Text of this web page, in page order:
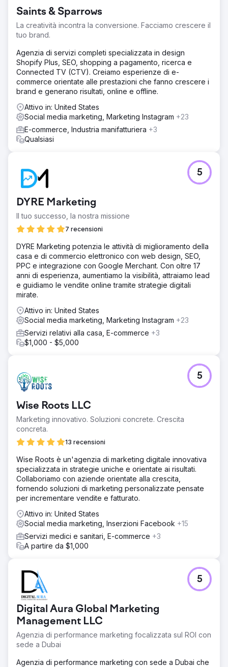
Saints & Sparrows
La creatività incontra la conversione. Facciamo crescere il
tuo brand.
Agenzia di servizi completi specializzata in design
Shopify Plus, SEO, shopping a pagamento, ricerca e
Connected TV (CTV). Creiamo esperienze di e-
commerce orientate alle prestazioni che fanno crescere i
brand e generano risultati, online e offline.
Attivo in: United States
Social media marketing, Marketing Instagram +23
E-commerce, Industria manifatturiera +3
Qualsiasi
DYRE Marketing
Il tuo successo, la nostra missione
7 recensioni
5
DYRE Marketing potenzia le attività di miglioramento della
casa e di commercio elettronico con web design, SEO,
PPC e integrazione con Google Merchant. Con oltre 17
anni di esperienza, aumentiamo la visibilità, attraiamo lead
e guidiamo le vendite online tramite strategie digitali
mirate.
Attivo in: United States
Social media marketing, Marketing Instagram +23
Servizi relativi alla casa, E-commerce +3
$1,000 - $5,000
Wise Roots LLC
Marketing innovativo. Soluzioni concrete. Crescita
concreta.
13 recensioni
5
Wise Roots è un'agenzia di marketing digitale innovativa
specializzata in strategie uniche e orientate ai risultati.
Collaboriamo con aziende orientate alla crescita,
fornendo soluzioni di marketing personalizzate pensate
per incrementare vendite e fatturato.
Attivo in: United States
Social media marketing, Inserzioni Facebook +15
Servizi medici e sanitari, E-commerce +3
A partire da $1,000
Digital Aura Global Marketing
Management LLC
Agenzia di performance marketing focalizzata sul ROI con
sede a Dubai
5
Agenzia di performance marketing con sede a Dubai che